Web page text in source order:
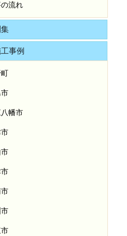
流れ
事例
町
幡市